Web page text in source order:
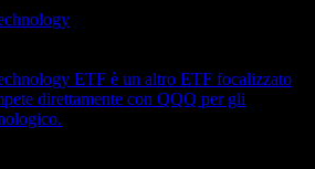
1
ETF è un altro ETF focalizzato
direttamente con QQQ per gli